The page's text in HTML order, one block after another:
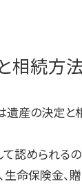
相続方
遺産の決定と
認められるの
生命保険金、